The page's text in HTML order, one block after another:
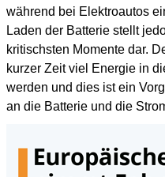
während bei Elektroautos
Laden der Batterie stellt
kritischsten Momente dar.
kurzer Zeit viel Energie in
werden und dies ist ein
an die Batterie und die